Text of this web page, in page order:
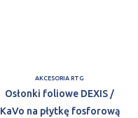
AKCESORIA RTG
Osłonki foliowe DEXIS /
KaVo na płytkę fosforową